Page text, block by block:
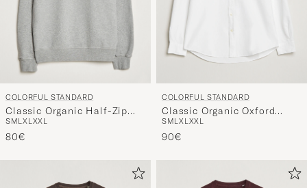
COLORFUL STANDARD
Classic Organic Half-Zip
Heather Grey
SMLXLXXL
80€
COLORFUL STANDARD
Classic Organic Oxford
Button Down Shirt White
SMLXLXXL
90€